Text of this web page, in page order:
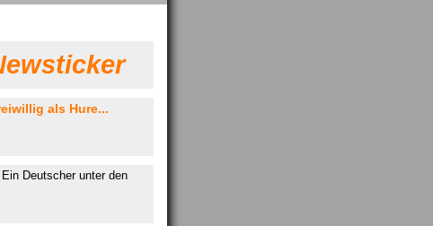
als Hure...
Deutscher unter den